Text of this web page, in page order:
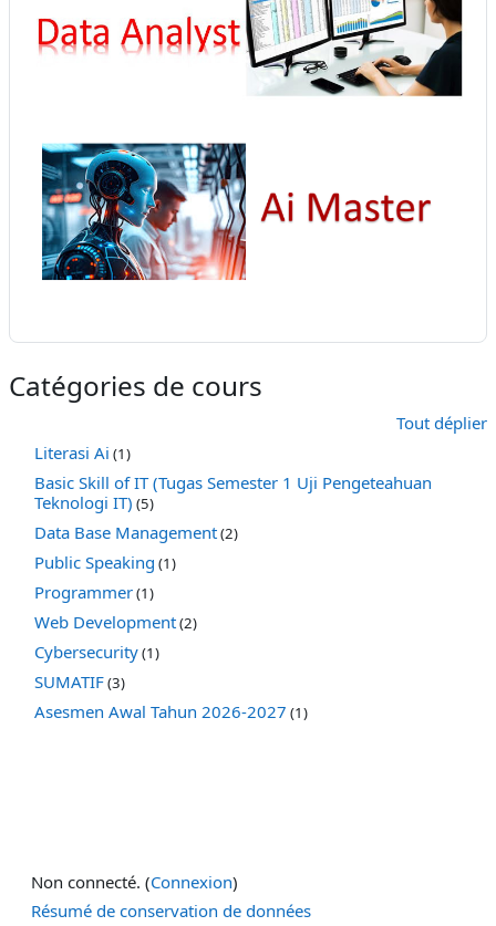
Catégories de cours
Tout déplier
Literasi Ai (1)
Basic Skill of IT (Tugas Semester 1 Uji Pengeteahuan
Teknologi IT) (5)
Data Base Management(2)
Public Speaking (1)
Programmer(1)
Web Development(2)
Cybersecurity(1)
SUMATIF(3)
Asesmen Awal Tahun 2026-2027 (1)
Non connecté. (Connexion)
Résumé de conservation de données